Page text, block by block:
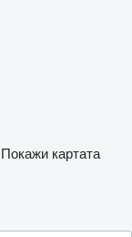
Покажи картата